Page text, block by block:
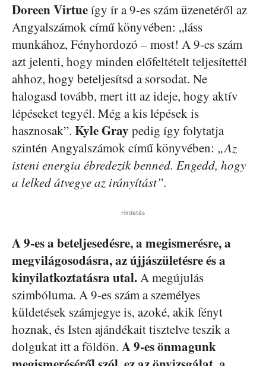
Doreen Virtueígy ír a 9-es szám üzenetéről az
Angyalszámok című könyvében: „láss
munkához, Fényhordozó – most! A 9-es szám
azt jelenti, hogy minden előfeltételt teljesítettél
ahhoz, hogy beteljesítsd a sorsodat. Ne
halogasd tovább, mert itt az ideje, hogy aktív
lépéseket tegyél. Még a kis lépések is
hasznosak”. Kyle Gray pedig így folytatja
szintén Angyalszámok című könyvében: „Az
isteni energia ébredezik benned. Engedd, hogy
a lelked átvegye az irányítást”.
Hirdetés
A 9-es a beteljesedésre, a megismerésre, a
megvilágosodásra, az újjászületésre és a
kinyilatkoztatásra utal.A megújulás
szimbóluma. A 9-es szám a személyes
küldetések számjegye is, azoké, akik fényt
hoznak, és Isten ajándékait tisztelve teszik a
dolgukat itt a földön. A 9-es önmagunk